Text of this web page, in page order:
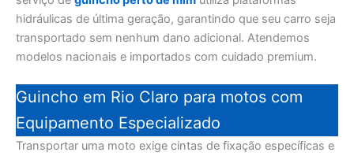
hidráulicas de última geração, garantindo que seu carro seja
transportado sem nenhum dano adicional. Atendemos
modelos nacionais e importados com cuidado premium.
Guincho em Rio Claro para motos com
Equipamento Especializado
Transportar uma moto exige cintas de fixação específicas e